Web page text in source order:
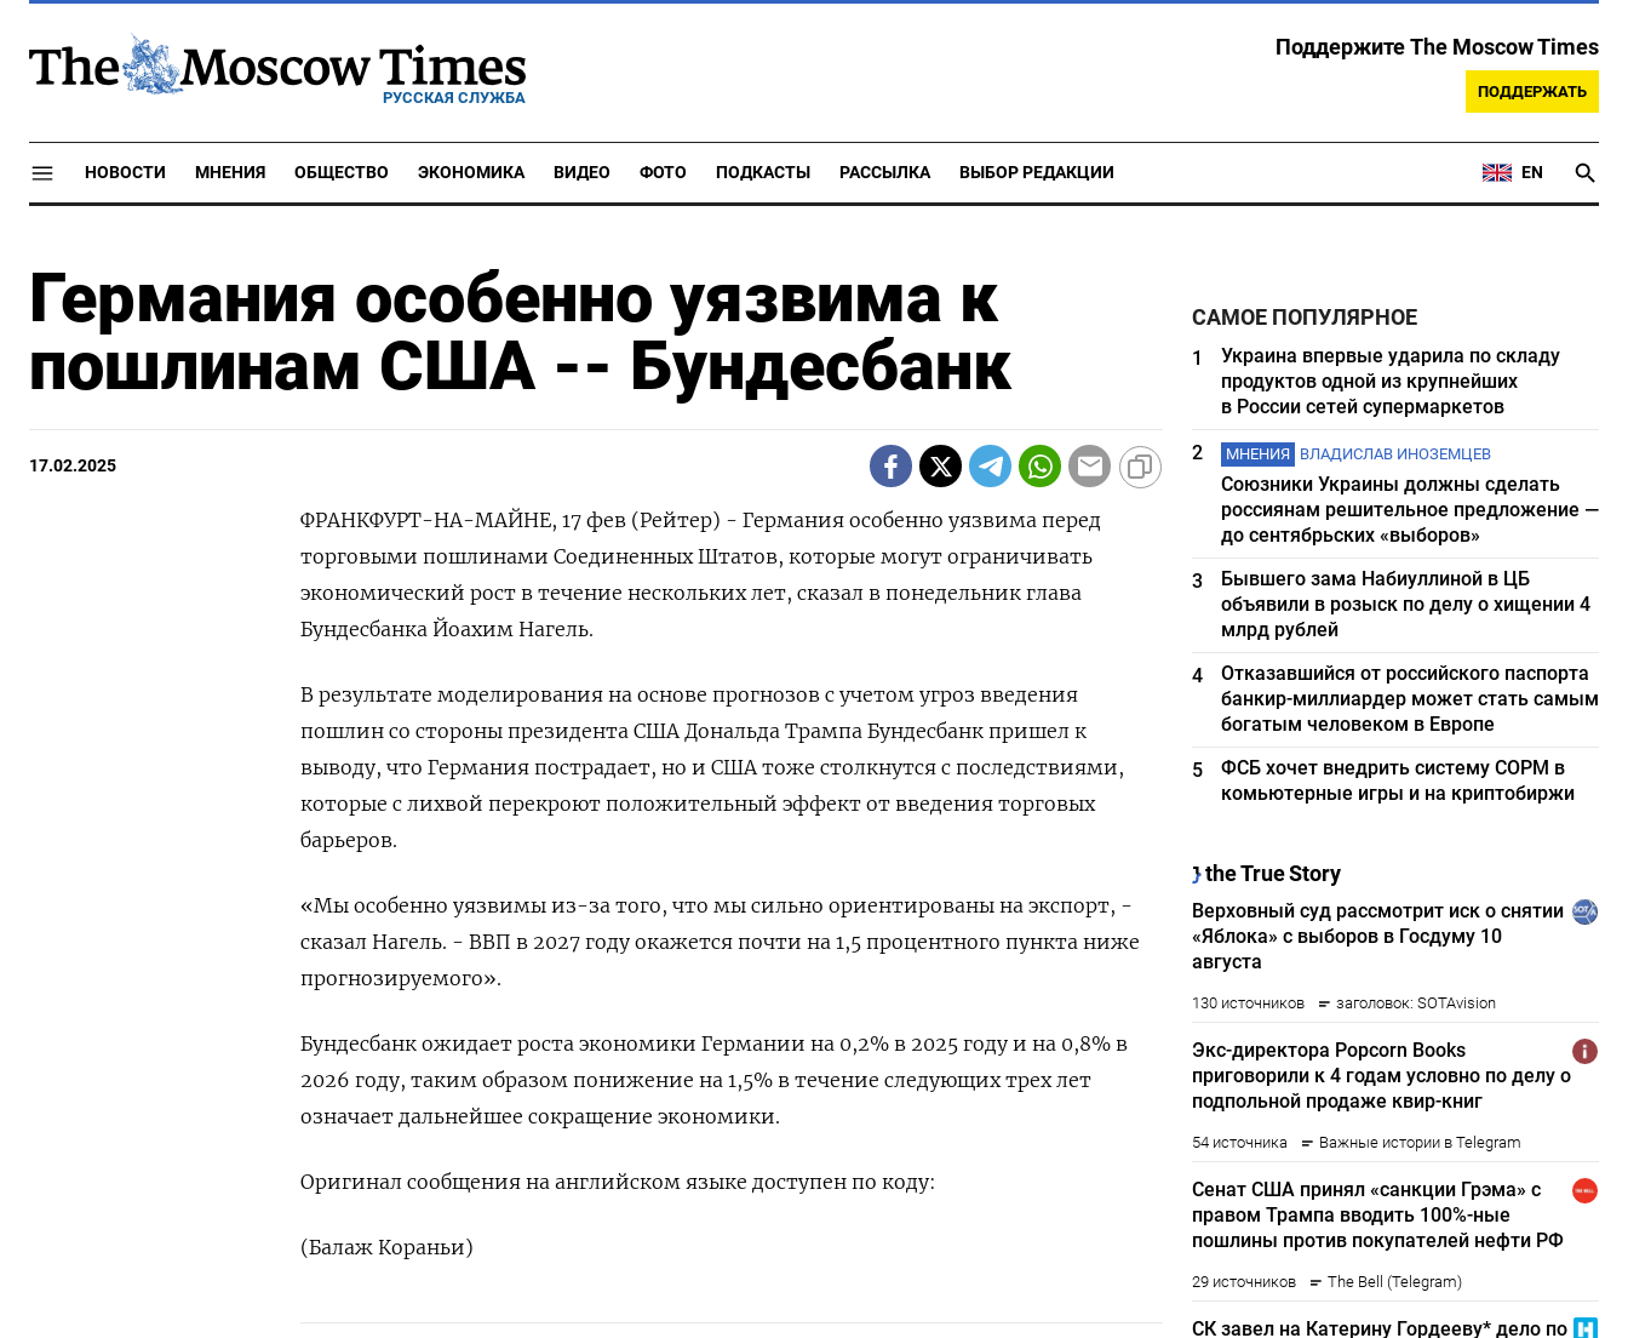
РУССКАЯ СЛУЖБА
Поддержите The Moscow Times
ПОДДЕРЖАТЬ
НОВОСТИ МНЕНИЯ ОБЩЕСТВО ЭКОНОМИКА ВИДЕО ФОТО ПОДКАСТЫ РАССЫЛКА ВЫБОР РЕДАКЦИИ EN
Германия особенно уязвима к
пошлинам США -- Бундесбанк
17.02.2025
ФРАНКФУРТ-НА-МАЙНЕ, 17 фев (Рейтер) - Германия особенно уязвима перед
торговыми пошлинами Соединенных Штатов, которые могут ограничивать
экономический рост в течение нескольких лет, сказал в понедельник глава
Бундесбанка Йоахим Нагель.
В результате моделирования на основе прогнозов с учетом угроз введения
пошлин со стороны президента США Дональда Трампа Бундесбанк пришел к
выводу, что Германия пострадает, но и США тоже столкнутся с последствиями,
которые с лихвой перекроют положительный эффект от введения торговых
барьеров.
«Мы особенно уязвимы из-за того, что мы сильно ориентированы на экспорт, -
сказал Нагель. - ВВП в 2027 году окажется почти на 1,5 процентного пункта ниже
прогнозируемого».
Бундесбанк ожидает роста экономики Германии на 0,2% в 2025 году и на 0,8% в
2026 году, таким образом понижение на 1,5% в течение следующих трех лет
означает дальнейшее сокращение экономики.
Оригинал сообщения на английском языке доступен по коду:
(Балаж Кораньи)
САМОЕ ПОПУЛЯРНОЕ
1
Украина впервые ударила по складу
продуктов одной из крупнейших
в России сетей супермаркетов
2
МНЕНИЯ ВЛАДИСЛАВ ИНОЗЕМЦЕВ
Союзники Украины должны сделать
россиянам решительное предложение —
до сентябрьских «выборов»
3
Бывшего зама Набиуллиной в ЦБ
объявили в розыск по делу о хищении 4
млрд рублей
4
Отказавшийся от российского паспорта
банкир-миллиардер может стать самым
богатым человеком в Европе
5
ФСБ хочет внедрить систему СОРМ в
комьютерные игры и на криптобиржи